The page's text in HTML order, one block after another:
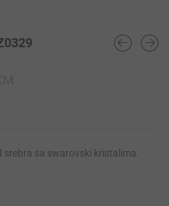
sa swarovski kristalima.